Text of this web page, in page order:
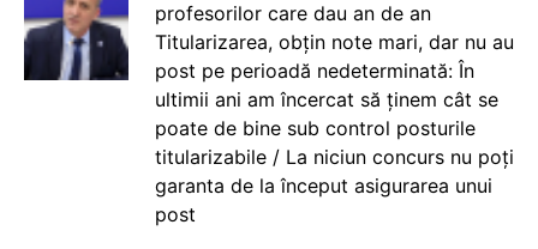
profesorilor care dau an de an
Titularizarea, obțin note mari, dar nu au
post pe perioadă nedeterminată: În
ultimii ani am încercat să ținem cât se
poate de bine sub control posturile
titularizabile / La niciun concurs nu poți
garanta de la început asigurarea unui
post